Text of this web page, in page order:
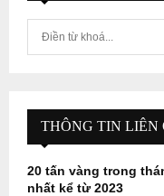
f
r
THÔNG TIN LIÊN
20 tấn vàng trong
nhất kể từ 2023